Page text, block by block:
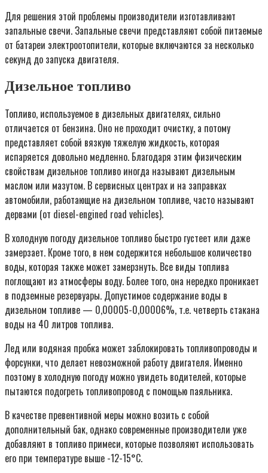
Для решения этой проблемы производители изготавливают
запальные свечи. Запальные свечи представляют собой питаемые
от батареи электроотопители, которые включаются за несколько
секунд до запуска двигателя.
Дизельное топливо
Топливо, используемое в дизельных двигателях, сильно
отличается от бензина. Оно не проходит очистку, а потому
представляет собой вязкую тяжелую жидкость, которая
испаряется довольно медленно. Благодаря этим физическим
свойствам дизельное топливо иногда называют дизельным
маслом или мазутом. В сервисных центрах и на заправках
автомобили, работающие на дизельном топливе, часто называют
дервами (от diesel-engined road vehicles).
В холодную погоду дизельное топливо быстро густеет или даже
замерзает. Кроме того, в нем содержится небольшое количество
воды, которая также может замерзнуть. Все виды топлива
поглощают из атмосферы воду. Более того, она нередко проникает
в подземные резервуары. Допустимое содержание воды в
дизельном топливе — 0,00005-0,00006%, т.е. четверть стакана
воды на 40 литров топлива.
Лед или водяная пробка может заблокировать топливопроводы и
форсунки, что делает невозможной работу двигателя. Именно
поэтому в холодную погоду можно увидеть водителей, которые
пытаются подогреть топливопровод с помощью паяльника.
В качестве превентивной меры можно возить с собой
дополнительный бак, однако современные производители уже
добавляют в топливо примеси, которые позволяют использовать
его при температуре выше -12-15°C.